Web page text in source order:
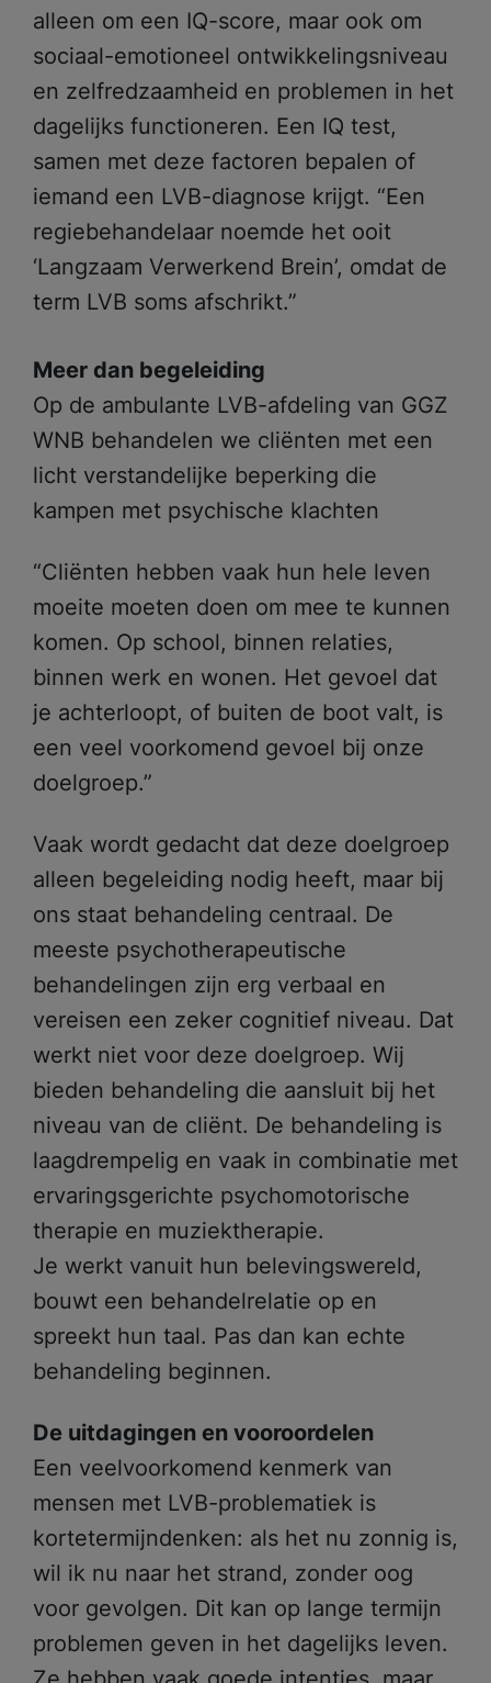
alleen om een IQ-score, maar ook om
sociaal-emotioneel ontwikkelingsniveau
en zelfredzaamheid en problemen in het
dagelijks functioneren. Een IQ test,
samen met deze factoren bepalen of
iemand een LVB-diagnose krijgt. “Een
regiebehandelaar noemde het ooit
‘Langzaam Verwerkend Brein’, omdat de
term LVB soms afschrikt.”
Meer dan begeleiding
Op de ambulante LVB-afdeling van GGZ
WNB behandelen we cliënten met een
licht verstandelijke beperking die
kampen met psychische klachten
“Cliënten hebben vaak hun hele leven
moeite moeten doen om mee te kunnen
komen. Op school, binnen relaties,
binnen werk en wonen. Het gevoel dat
je achterloopt, of buiten de boot valt, is
een veel voorkomend gevoel bij onze
doelgroep.”
Vaak wordt gedacht dat deze doelgroep
alleen begeleiding nodig heeft, maar bij
ons staat behandeling centraal. De
meeste psychotherapeutische
behandelingen zijn erg verbaal en
vereisen een zeker cognitief niveau. Dat
werkt niet voor deze doelgroep. Wij
bieden behandeling die aansluit bij het
niveau van de cliënt. De behandeling is
laagdrempelig en vaak in combinatie met
ervaringsgerichte psychomotorische
therapie en muziektherapie.
Je werkt vanuit hun belevingswereld,
bouwt een behandelrelatie op en
spreekt hun taal. Pas dan kan echte
behandeling beginnen.
De uitdagingen en vooroordelen
Een veelvoorkomend kenmerk van
mensen met LVB-problematiek is
kortetermijndenken: als het nu zonnig is,
wil ik nu naar het strand, zonder oog
voor gevolgen. Dit kan op lange termijn
problemen geven in het dagelijks leven.